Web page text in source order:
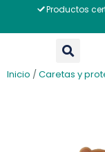
Productos
Inicio /Caretas y